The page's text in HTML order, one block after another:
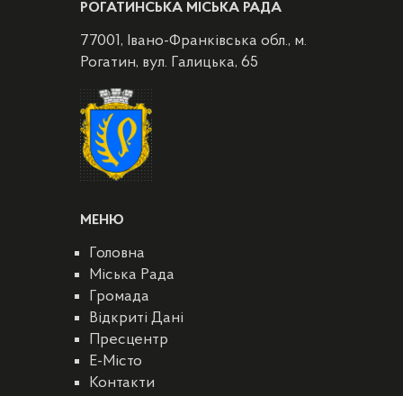
РОГАТИНСЬКА МІСЬКА РАДА
77001, Івано-Франківська обл., м.
Рогатин, вул. Галицька, 65
МЕНЮ
Головна
Міська Рада
Громада
Відкриті Дані
Пресцентр
E-Місто
Контакти